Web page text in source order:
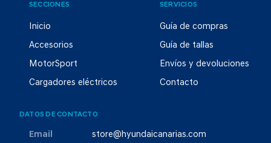
SECCIONES
Inicio
Accesorios
MotorSport
Cargadores eléctricos
SERVICIOS
Guía de compras
Guía de tallas
Envíos y devoluciones
Contacto
DATOS DE CONTACTO
Email store@hyundaicanarias.com